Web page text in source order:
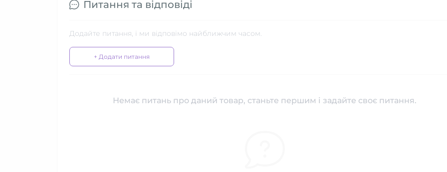
Питання та відповіді
Додайте питання, і ми відповімо найближчим часом.
+ Додати питання
Немає питань про даний товар, станьте першим і задайте своє питання.